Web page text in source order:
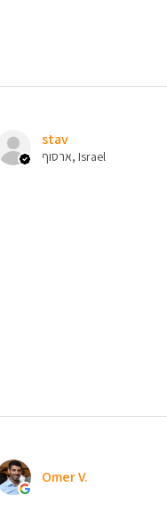
stav
ארסוף, Israel
Omer V.